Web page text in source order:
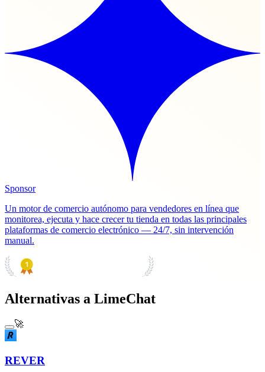
Sponsor
Un motor de comercio autónomo para vendedores en línea que
monitorea, ejecuta y hace crecer tu tienda en todas las principales
plataformas de comercio electrónico — 24/7, sin intervención
manual.
Alternativas a LimeChat
🚀
REVER